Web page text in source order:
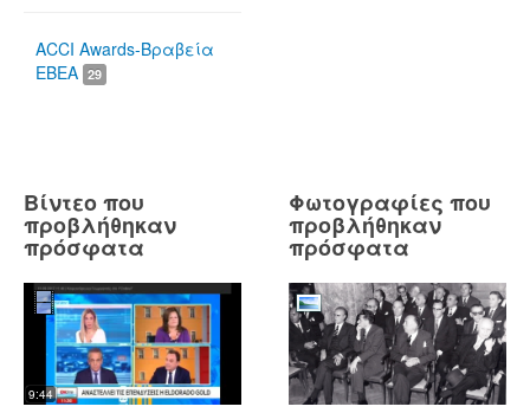
ACCI Awards-Βραβεία
ΕΒΕΑ 29
Βίντεο που
προβλήθηκαν
πρόσφατα
9:44
Φωτογραφίες που
προβλήθηκαν
πρόσφατα